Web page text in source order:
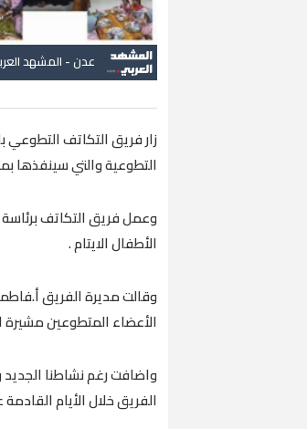
عدن - المشهد
زار فريق التكاتف
التطوعية والتي سينفذها
وعمل فريق التكاتف
الأطفال الايتام .
وقالت مديرة الفريق
الأعضاء المتطوعين
واضافت رغم نشاطنا
الفريق خلال الأيام